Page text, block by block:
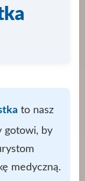
to nasz
gotowi, by
medyczną.